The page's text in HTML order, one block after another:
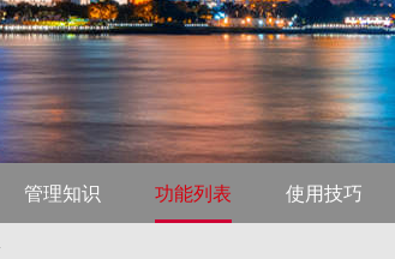
管理知识 功能列表 使用技巧